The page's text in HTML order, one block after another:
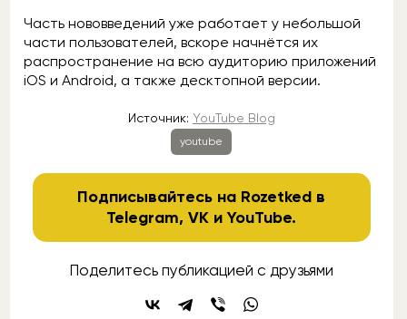
Часть нововведений уже работает у небольшой
части пользователей, вскоре начнётся их
распространение на всю аудиторию приложений
iOS и Android, а также десктопной версии.
Источник: YouTube Blog
youtube
Подписывайтесь на Rozetked в
Telegram,VK иYouTube.
Поделитесь публикацией с друзьями